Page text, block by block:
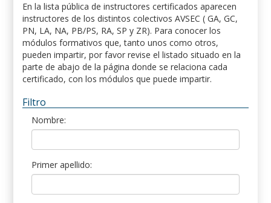
En la lista pública de instructores certificados aparecen
instructores de los distintos colectivos AVSEC ( GA, GC,
PN, LA, NA, PB/PS, RA, SP y ZR). Para conocer los
módulos formativos que, tanto unos como otros,
pueden impartir, por favor revise el listado situado en la
parte de abajo de la página donde se relaciona cada
certificado, con los módulos que puede impartir.
Filtro
Nombre:
Primer apellido: